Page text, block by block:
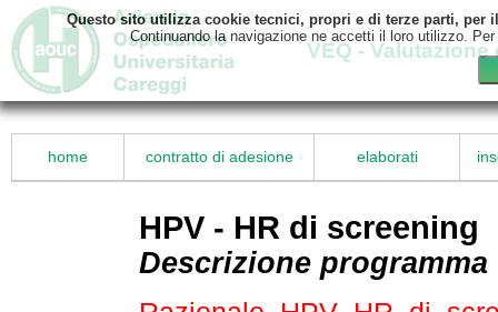
VEQ -
home contratto di adesione elaborati
HPV - HR di screening
Descrizione programma
Questo sito utilizza cookie tecnici, propri e di terze parti,
Continuando la navigazione ne accetti il loro utilizzo.